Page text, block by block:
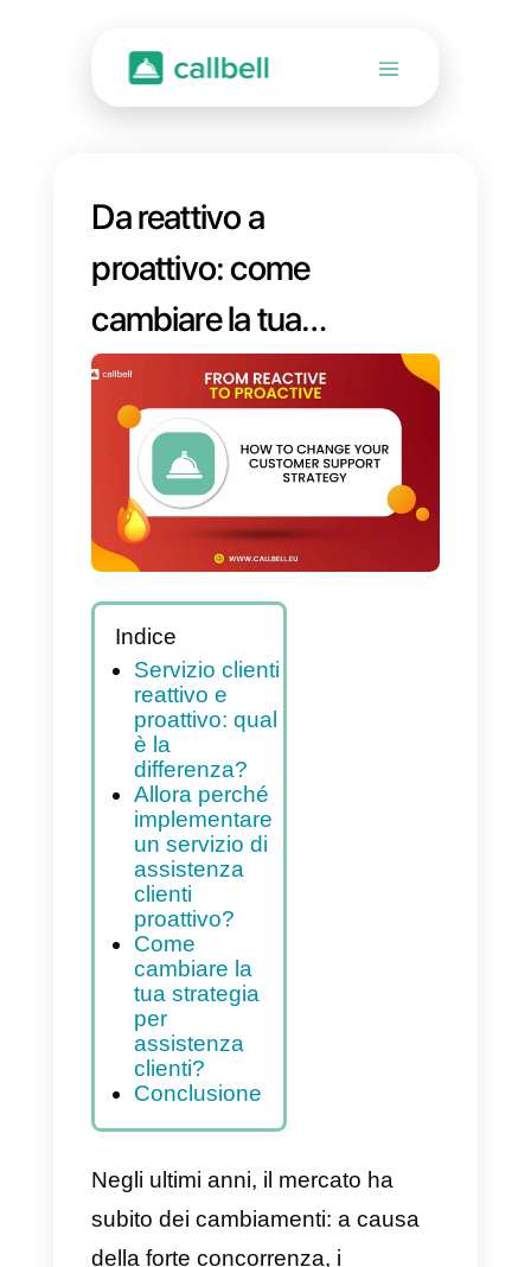
Da reattivo a
proattivo: come
cambiare la tua
strategia per
l’assistenza clienti
Indice
Servizio clienti
reattivo e
proattivo: qual
è la
differenza?
Allora perché
implementare
un servizio di
assistenza
clienti
proattivo?
cambiare la
tua strategia
per